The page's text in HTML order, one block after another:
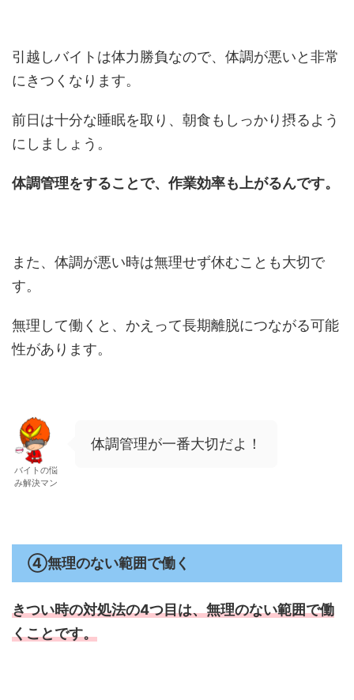
引越しバイトは体力勝負なので、体調が悪いと非常
にきつくなります。
前日は十分な睡眠を取り、朝食もしっかり摂るよう
にしましょう。
体調管理をすることで、作業効率も上がるんです。
また、体調が悪い時は無理せず休むことも大切で
す。
無理して働くと、かえって長期離脱につながる可能
性があります。
バイトの悩
み解決マン
体調管理が一番大切だよ！
④無理のない範囲で働く
きつい時の対処法の4つ目は、無理のない範囲で働
くことです。